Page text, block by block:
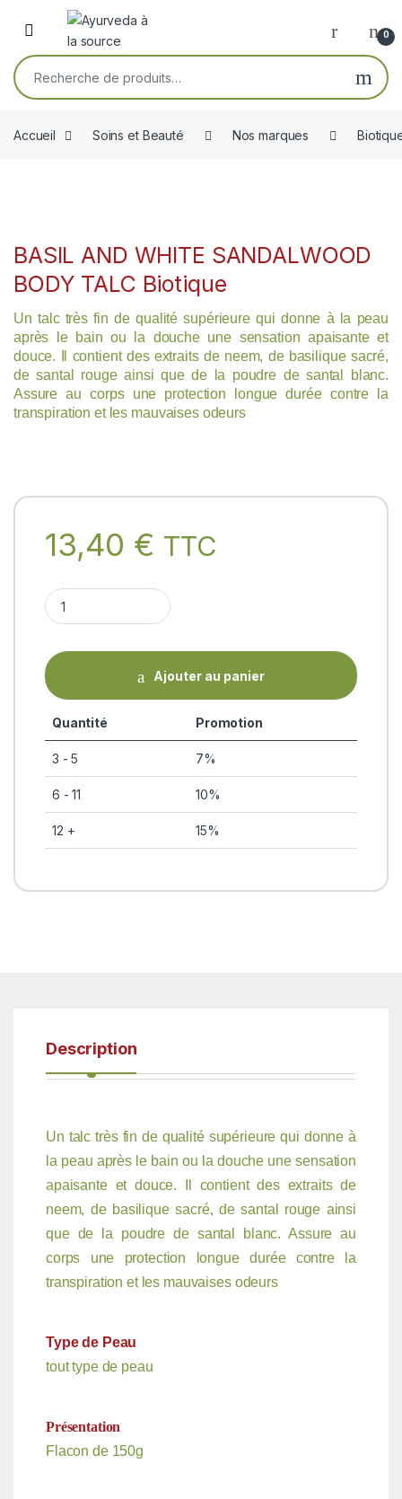
Skip to navigation
Skip to content
Open 0
Recherche pour :
Accueil Soins et Beauté Nos marques
BASIL AND WHITE SANDALWOOD
BODY TALC Biotique
Un talc très fin de qualité supérieure qui donne à la peau
après le bain ou la douche une sensation apaisante et
douce. Il contient des extraits de neem, de basilique sacré,
de santal rouge ainsi que de la poudre de santal blanc.
Assure au corps une protection longue durée contre la
transpiration et les mauvaises odeurs
13,40 € TTC
BASIL AND WHITE SANDALWOOD BODY TALC Biotique
Ajouter au panier
Quantité Promotion
3 - 5 7%
6 - 11 10%
12 + 15%
Description
Un talc très fin de qualité supérieure qui donne à
la peau après le bain ou la douche une sensation
apaisante et douce. Il contient des extraits de
neem, de basilique sacré, de santal rouge ainsi
que de la poudre de santal blanc. Assure au
corps une protection longue durée contre la
transpiration et les mauvaises odeurs
Type de Peau
tout type de peau
Présentation
Flacon de 150g